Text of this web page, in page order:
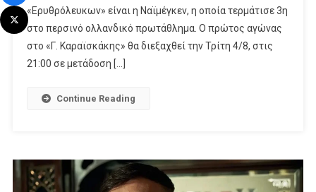
Των
«Ερυθρόλευκων»
Ξεκινά
«Ερυθρόλευκων» είναι η Ναϊμέγκεν, η οποία τερμάτισε 3η
στο περσινό ολλανδικό πρωτάθλημα. Ο πρώτος αγώνας
στο «Γ. Καραϊσκάκης» θα διεξαχθεί την Τρίτη 4/8, στις
21:00 σε μετάδοση […]
Continue Reading